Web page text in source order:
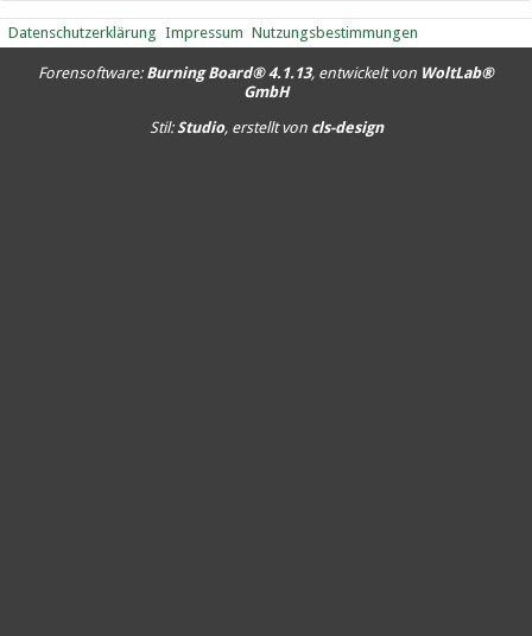
Datenschutzerklärung Impressum Nutzungsbestimmungen
Forensoftware: Burning Board® 4.1.13, entwickelt von WoltLab®
GmbH
Stil:Studio, erstellt von cls-design